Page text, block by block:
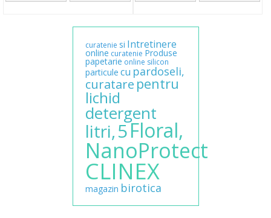
curatenie si Intretinere
online curatenie Produse
papetarie online silicon
particule cu pardoseli,
curatare pentru
lichid
detergent
litri,5Floral,
NanoProtect
CLINEX
magazin birotica